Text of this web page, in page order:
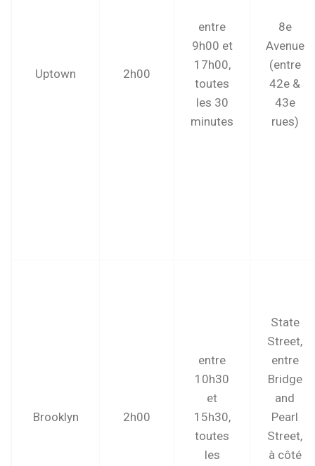
Uptown 2h00
entre
9h00 et
17h00,
toutes
les 30
minutes
8e
Avenue
(entre
42e &
43e
rues)
Brooklyn 2h00
entre
10h30
et
15h30,
toutes
les
State
Street,
entre
Bridge
and
Pearl
Street,
à côté